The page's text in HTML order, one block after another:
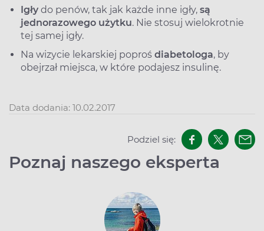
Igły do penów, tak jak każde inne igły, są
jednorazowego użytku. Nie stosuj wielokrotnie
tej samej igły.
Na wizycie lekarskiej poproś diabetologa, by
obejrzał miejsca, w które podajesz insulinę.
Data dodania: 10.02.2017
Podziel się:
Poznaj naszego eksperta